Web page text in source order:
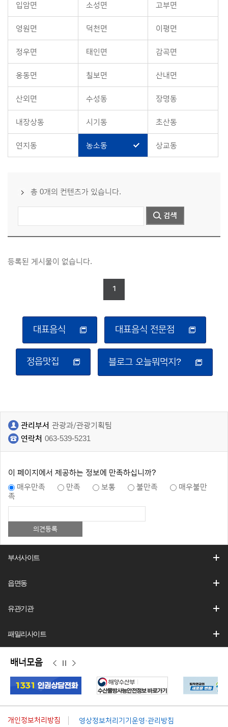
입암면 소성면 고부면
영원면 덕천면 이평면
정우면 태인면 감곡면
옹동면 칠보면 산내면
산외면 수성동 장명동
내장상동 시기동 초산동
연지동 농소동 상교동
총 0개의 컨텐츠가 있습니다.
등록된 게시물이 없습니다.
1
대표음식 대표음식 전문점
정읍맛집 블로그 오늘뭐먹지?
관리부서 관광과/관광기획팀
연락처 063-539-5231
이 페이지에서 제공하는 정보에 만족하십니까?
매우만족
만족 보통 불만족
매우불만
족
부서사이트
읍면동
유관기관
패밀리사이트
배너모음
이
전
정
지
다
음
개인정보처리방침 영상정보처리기기운영·관리방침